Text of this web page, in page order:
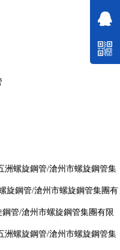
洲螺旋鋼管/滄州市螺旋鋼管集
旋鋼管/滄州市螺旋鋼管集團有
管/滄州市螺旋鋼管集團有限
洲螺旋鋼管/滄州市螺旋鋼管集